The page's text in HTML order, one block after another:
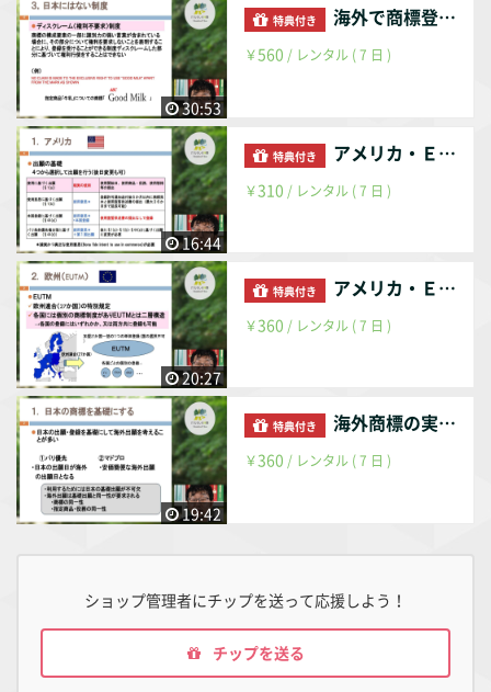
30:53
特典付き 海外で商標登録を受けるために（出願・登録編）
￥560 / レンタル ( 7 日 )
16:44
特典付き アメリカ・ＥＵ・中国の商標制度概要（前編）
￥310 / レンタル ( 7 日 )
20:27
特典付き アメリカ・ＥＵ・中国の商標制度概要（後編）
￥360 / レンタル ( 7 日 )
19:42
特典付き 海外商標の実務の勘所
￥360 / レンタル ( 7 日 )
ショップ管理者にチップを送って応援しよう！
チップを送る